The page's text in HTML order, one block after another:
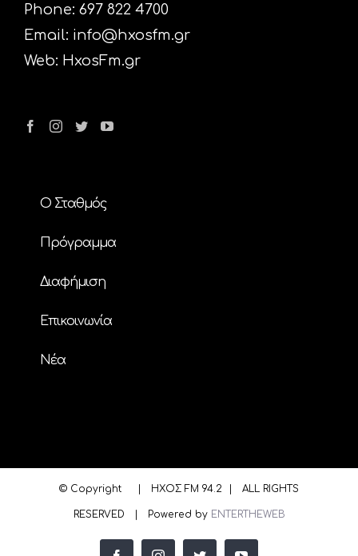
Phone: 697 822 4700
Email: info@hxosfm.gr
Web: HxosFm.gr
Ο Σταθμός
Πρόγραμμα
Διαφήμιση
Επικοινωνία
Nέα
© Copyright | ΗΧΟΣ FM 94.2 | ALL RIGHTS
RESERVED | Powered by ENTERTHEWEB